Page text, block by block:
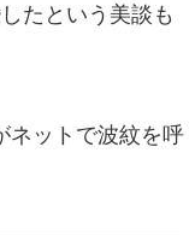
たという美談も
ネットで波紋を呼